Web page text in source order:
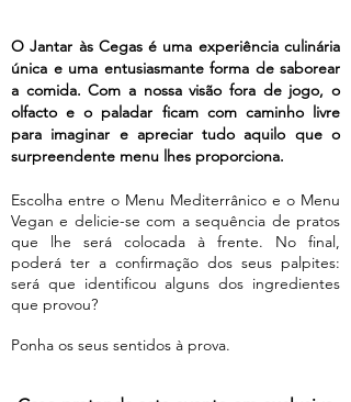
O Jantar às Cegas é uma experiência culinária
única e uma entusiasmante forma de saborear
a comida. Com a nossa visão fora de jogo, o
olfacto e o paladar ficam com caminho livre
para imaginar e apreciar tudo aquilo que o
surpreendente menu lhes proporciona.
Escolha entre o Menu Mediterrânico e o Menu
Vegan e delicie-se com a sequência de pratos
que lhe será colocada à frente. No final,
poderá ter a confirmação dos seus palpites:
será que identificou alguns dos ingredientes
que provou?
Ponha os seus sentidos à prova.